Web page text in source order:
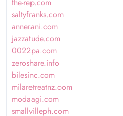
saltyfranks.com
annerani.com
jazzatude.com
0022pa.com
zeroshare.info
bilesinc.com
milaretreatnz.com
modaagi.com
smallvilleph.com